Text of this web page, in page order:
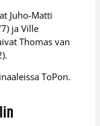
Juho-Matti
ja Ville
Thomas van
ToPon.